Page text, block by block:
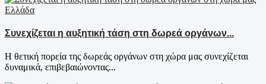
Ελλάδα
Συνεχίζεται η αυξητική τάση στη δωρεά οργάνων...
Η θετική πορεία της δωρεάς οργάνων στη χώρα μας συνεχίζεται
δυναμικά, επιβεβαιώνοντας...